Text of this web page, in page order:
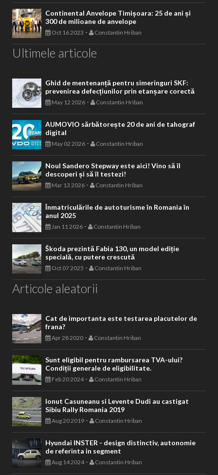
Continental Anvelope Timișoara: 25 de ani și
300 de milioane de anvelope
Oct 16 2023 - Constantin Hriban
Ultimele articole
Ghid de mentenanță pentru simeringuri SKF:
prevenirea defecțiunilor prin etanșare corectă
May 12 2026 - Constantin Hriban
AUMOVIO sărbătorește 20 de ani de tahograf
digital
May 02 2026 - Constantin Hriban
Noul Sandero Stepway este aici! Vino să îl
descoperi și să îl testezi!
Mar 13 2026 - Constantin Hriban
Înmatriculările de autoturisme în Romania în
anul 2025
Jan 11 2026 - Constantin Hriban
Škoda prezintă Fabia 130, un model ediție
specială, cu putere crescută
Oct 07 2025 - Constantin Hriban
Articole aleatorii
Cat de importanta este testarea placutelor de
frana?
Apr 28 2020 - Constantin Hriban
Sunt eligibil pentru rambursarea TVA-ului?
Condiții generale de eligibilitate.
Feb 20 2024- Constantin Hriban
Ionut Casuneanu si Levente Dudi au castigat
Sibiu Rally Romania 2019
Aug 20 2019 - Constantin Hriban
Hyundai INSTER - design distinctiv, autonomie
de referinta in segment
Aug 14 2024- Constantin Hriban